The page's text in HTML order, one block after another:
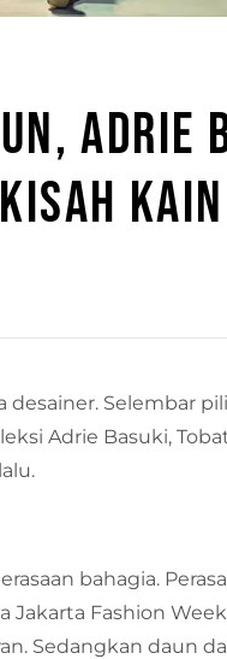
ADRIE
KAIN
Selembar
Adrie Basuki,
bahagia.
Fashion
Sedangkan daun